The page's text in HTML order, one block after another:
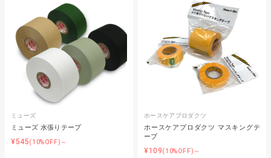
ミューズ
ミューズ 水張りテープ
¥545(10%OFF)～
ホースケアプロダクツ
ホースケアプロダクツ マスキングテ
ープ
¥109(10%OFF)～